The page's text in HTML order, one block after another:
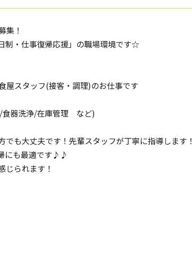
集！
制・仕事復帰応援」の職場環境です☆
屋スタッフ(接客・調理)のお仕事です
/食器洗浄/在庫管理 など)
も大丈夫です！先輩スタッフが丁寧に指導します！
にも最適です♪♪
じられます！